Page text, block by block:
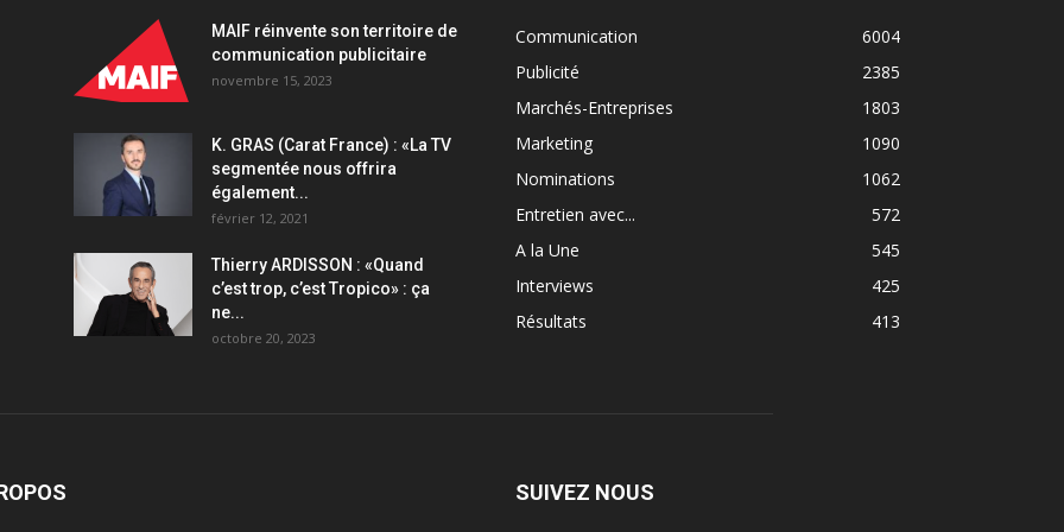
MAIF réinvente son territoire de
communication publicitaire
novembre 15, 2023
K. GRAS (Carat France) : «La TV
segmentée nous offrira
également...
février 12, 2021
Thierry ARDISSON : «Quand
c’est trop, c’est Tropico» : ça
ne...
octobre 20, 2023
Communication
6004
Publicité
2385
Marchés-Entreprises
1803
Marketing
1090
Nominations
1062
Entretien avec...
572
A la Une
545
Interviews
425
Résultats
413
SUIVEZ NOUS